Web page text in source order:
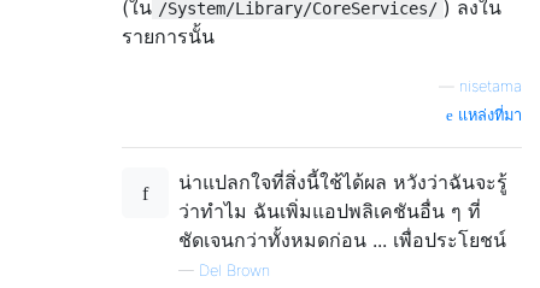
(ใน /System/Library/CoreServices/ ) ลงใน
รายการนั้น
nisetama
แหล่งที่มา
น่าแปลกใจที่สิ่งนี้ใช้ได้ผล หวังว่าฉันจะรู้
ว่าทำไม ฉันเพิ่มแอปพลิเคชันอื่น ๆ ที่
ชัดเจนกว่าทั้งหมดก่อน ... เพื่อประโยชน์
— Del Brown